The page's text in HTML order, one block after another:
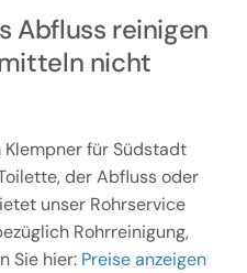
Abfluss reinigen
nicht
für Südstadt
der Abfluss oder
unser Rohrservice
Rohrreinigung,
Sie hier: Preise anzeigen